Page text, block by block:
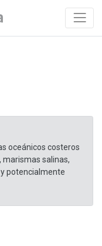
oceánicos costeros
salinas,
potencialmente